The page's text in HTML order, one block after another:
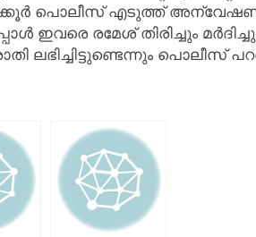
പൊലീസ് എടുത്ത്
ഇവരെ രമേശ് തിരിച്ചും
ലഭിച്ചിട്ടുണ്ടെന്നും പൊലീസ്